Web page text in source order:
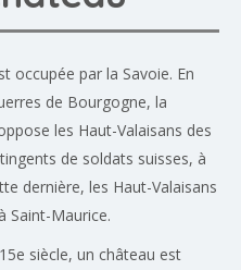
occupée par la Savoie. En
de Bourgogne, la
les Haut-Valaisans des
de soldats suisses, à
dernière, les Haut-Valaisans
Saint-Maurice.
siècle, un château est